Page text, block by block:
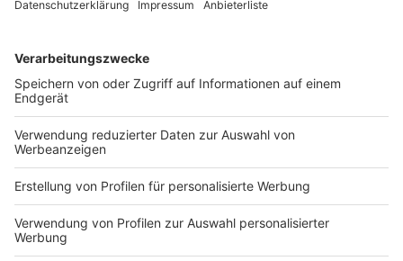
Sprengstoff-Drohne in Leipzig: Semtex im Spiel
Leipzig/Halle laufen die Ermittlungen auf Hochtouren.
Noch ist vieles unklar. Klar ist hingegen: Der Mann, der die
Drohne entdeckte, hatte großes Glück.
USA setzen millionenschwere Belohnung für
Drogenbosse aus
Weltnachrichten|Washington greift hart gegen das
berüchtigte mexikanische CJNG-Kartell durch. Es werden
Belohnungen in Höhe von insgesamt 100 Millionen US-
Dollar angeboten. Wer ist der neue Anführer «Pelón»?